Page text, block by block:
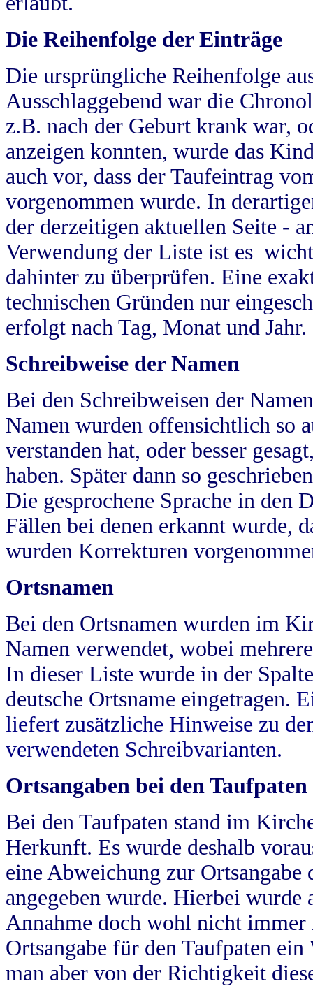
Die Reihenfolge der Einträge
Die ursprüngliche Reihenfolge
Ausschlaggebend war die
z.B. nach der Geburt krank war,
anzeigen konnten, wurde das
auch vor, dass der Taufeintrag
vorgenommen wurde. In
der derzeitigen aktuellen Seite -
Verwendung der Liste ist es
dahinter zu überprüfen. Eine
technischen Gründen nur
erfolgt nach Tag, Monat und Jahr.
Schreibweise der Namen
Bei den Schreibweisen der
Namen wurden offensichtlich so
verstanden hat, oder besser
haben. Später dann so
Die gesprochene Sprache in
Fällen bei denen erkannt wurde,
wurden Korrekturen
Ortsnamen
Bei den Ortsnamen wurden im
Namen verwendet, wobei
In dieser Liste wurde in der
deutsche Ortsname eingetragen.
liefert zusätzliche Hinweise zu
verwendeten Schreibvarianten.
Ortsangaben bei den Taufpaten
Bei den Taufpaten stand im
Herkunft. Es wurde deshalb
eine Abweichung zur
angegeben wurde. Hierbei wurde
Annahme doch wohl nicht
Ortsangabe für den Taufpaten
man aber von der Richtigkeit